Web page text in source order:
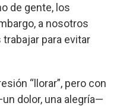
de gente, los
a nosotros
para evitar
“llorar”, pero con
dolor, una alegría—